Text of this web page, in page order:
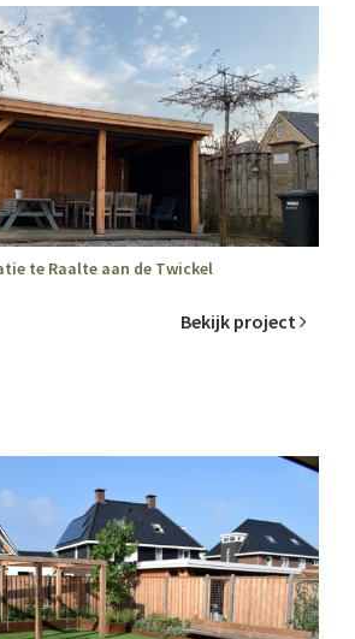
te Raalte aan de Twickel
Bekijk project